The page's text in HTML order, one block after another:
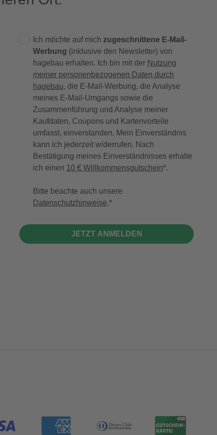
Ich möchte auf mich zugeschnittene E-Mail-
Werbung (inklusive den Newsletter) von
hagebau erhalten. Ich bin mit der Nutzung
meiner personenbezogenen Daten durch
hagebau, die E-Mail-Werbung, die Analyse
meines E-Mail-Umgangs sowie die
Zusammenführung und Analyse meiner
Kaufdaten, Coupons und Kartenvorteile
umfasst, einverstanden. Mein Einverständnis
kann ich jederzeit widerrufen. Nach
Bestätigung meines Einverständnisses erhalte
ich einen 10 € Willkommensgutschein*.
Bitte beachte auch unsere
Datenschutzhinweise.
JETZT ANMELDEN